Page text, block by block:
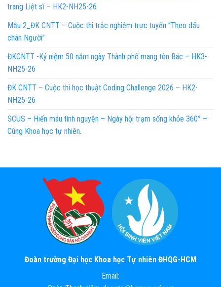
trang Liệt sĩ – HK2-NH25-26
Mẫu 2_ĐK CNTT – Cuộc thi trắc nghiệm trực tuyến “Theo dấu
chân Người”
ĐKCNTT -Kỷ niệm 50 năm ngày Thành phố mang tên Bác – HK3-
NH25-26
ĐK CNTT – Cuộc thi học thuật Coding Challenge 2026 – HK2-
NH25-26
SCUS – Hiến máu tình nguyện – Ngày hội trạm sống khỏe 360° –
Cùng Khoa học tự nhiên.
Đoàn trường Đại học Khoa học Tự nhiên ĐHQG-HCM
Email: